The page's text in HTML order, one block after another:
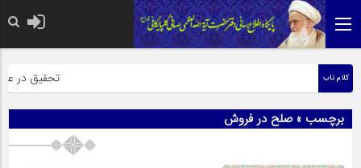
کلام ناب تحقیق در
برچسب » صلح در فروش